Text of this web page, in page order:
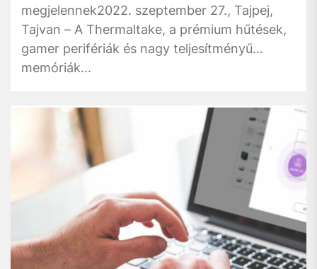
megjelennek2022. szeptember 27., Tajpej,
Tajvan – A Thermaltake, a prémium hűtések,
gamer perifériák és nagy teljesítményű
memóriák...